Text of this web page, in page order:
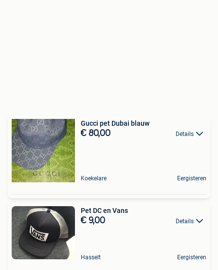
Gucci pet Dubai blauw
€ 80,00 Details
Koekelare Eergisteren
Pet DC en Vans
€ 9,00 Details
Hasselt Eergisteren